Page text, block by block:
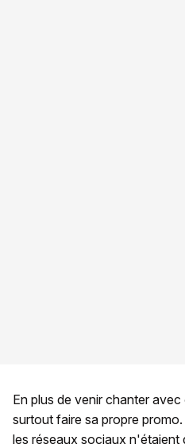
En plus de venir chanter
surtout faire sa propre
les réseaux sociaux